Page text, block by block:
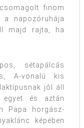
finom
a napozóruhája
majd rajta, ha
sétapálcás
A-vonalú kis
jól áll
és aztán
Papa horgász-
képében